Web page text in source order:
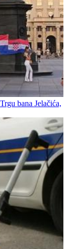
bana Jelačića,